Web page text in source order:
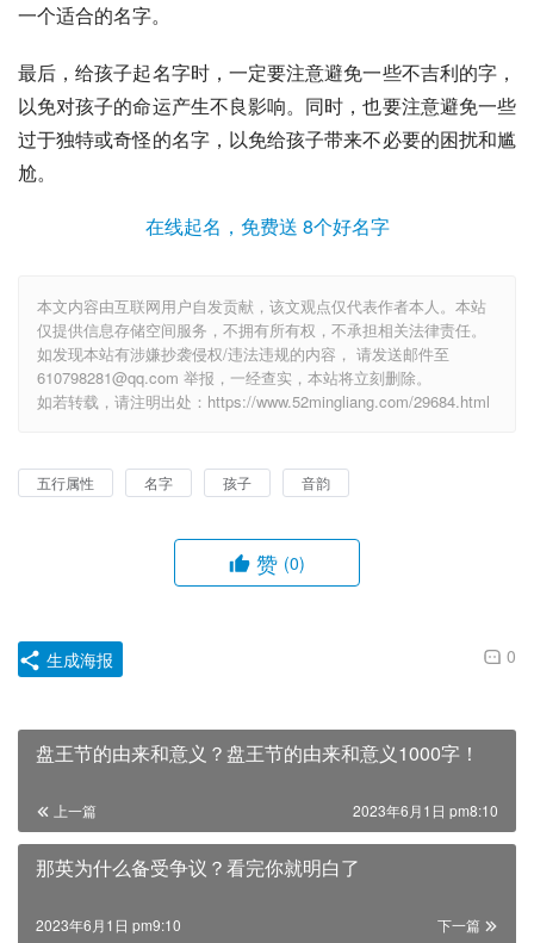
一个适合的名字。
最后，给孩子起名字时，一定要注意避免一些不吉利的字，
以免对孩子的命运产生不良影响。同时，也要注意避免一些
过于独特或奇怪的名字，以免给孩子带来不必要的困扰和尴
尬。
在线起名，免费送 8个好名字
本文内容由互联网用户自发贡献，该文观点仅代表作者本人。本站
仅提供信息存储空间服务，不拥有所有权，不承担相关法律责任。
如发现本站有涉嫌抄袭侵权/违法违规的内容， 请发送邮件至
610798281@qq.com 举报，一经查实，本站将立刻删除。
如若转载，请注明出处：https://www.52mingliang.com/29684.html
五行属性 名字 孩子 音韵
赞 (0)
0
生成海报
盘王节的由来和意义？盘王节的由来和意义1000字！
上一篇 2023年6月1日 pm8:10
那英为什么备受争议？看完你就明白了
下一篇
2023年6月1日 pm9:10